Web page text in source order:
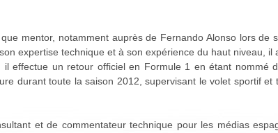
mentor, notamment auprès de Fernando Alonso lors de
expertise technique et à son expérience du haut niveau, il
effectue un retour officiel en Formule 1 en étant nommé
durant toute la saison 2012, supervisant le volet sportif et
et de commentateur technique pour les médias